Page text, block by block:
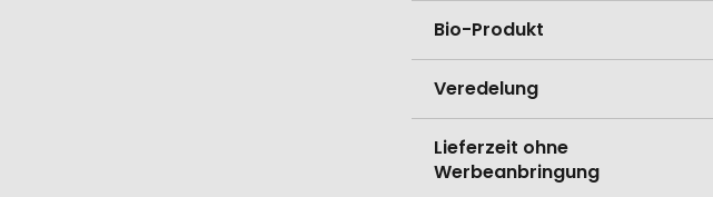
Bio-Produkt
Veredelung
Lieferzeit ohne
Werbeanbringung